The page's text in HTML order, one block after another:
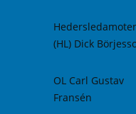
(HL) Dick
OL Carl Gustav
Fransén